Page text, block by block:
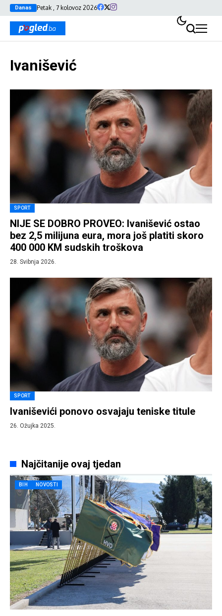
Danas Petak , 7 kolovoz 2026
Ivanišević
SPORT
NIJE SE DOBRO PROVEO: Ivanišević ostao
bez 2,5 milijuna eura, mora još platiti skoro
400 000 KM sudskih troškova
28. Svibnja 2026.
SPORT
Ivaniševići ponovo osvajaju teniske titule
26. Ožujka 2025.
Najčitanije ovaj tjedan
BIH NOVOSTI